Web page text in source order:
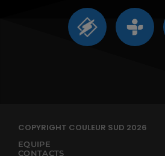
COPYRIGHT COULEUR SUD 2026
EQUIPE
CONTACTS